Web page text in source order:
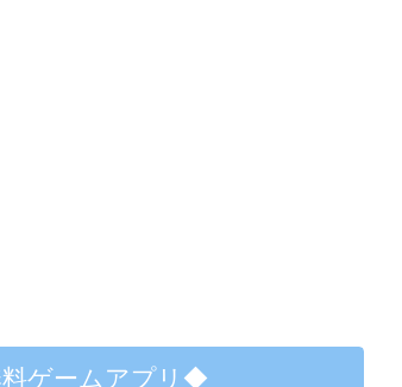
ゲームアプリ◆